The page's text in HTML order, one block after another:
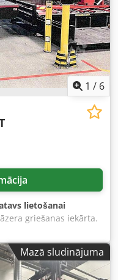
1 / 6
lietošanai
griešanas iekārta.
pieslēguma jauda: 43
1500 mm/3000 m,
nerūsējošais
Fanuc, darbības
Mazā sludinājuma